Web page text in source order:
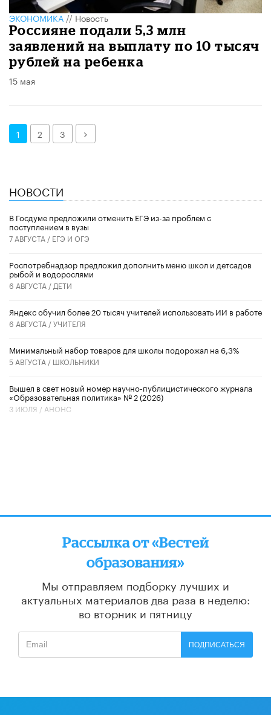
ЭКОНОМИКА//Новость
Россияне подали 5,3 млн
заявлений на выплату по 10 тысяч
рублей на ребенка
15 мая
1 2 3 Далее
НОВОСТИ
В Госдуме предложили отменить ЕГЭ из-за проблем с
поступлением в вузы
7 АВГУСТА / ЕГЭ И ОГЭ
Роспотребнадзор предложил дополнить меню школ и детсадов
рыбой и водорослями
6 АВГУСТА / ДЕТИ
​Яндекс обучил более 20 тысяч учителей использовать ИИ в работе
6 АВГУСТА /УЧИТЕЛЯ
Минимальный набор товаров для школы подорожал на 6,3%
5 АВГУСТА / ШКОЛЬНИКИ
Вышел в свет новый номер научно-публицистического журнала
«Образовательная политика» № 2 (2026)
3 ИЮЛЯ / АНОНС
Рассылка от «Вестей
образования»
Мы отправляем подборку лучших и
актуальных материалов два раза в неделю:
во вторник и пятницу
ПОДПИСАТЬСЯ